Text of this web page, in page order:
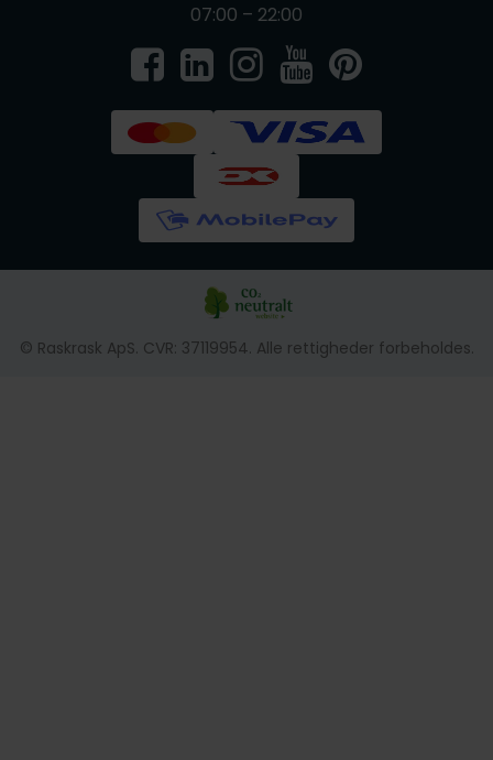
07:00 – 22:00
© Raskrask ApS. CVR: 37119954. Alle rettigheder forbeholdes.